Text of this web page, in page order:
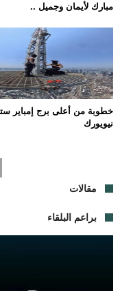
مبارك لأيمان وجميل ..
خطوبة من أعلى برج إمباير
نيويورك
مقالات
براعم البلقاء